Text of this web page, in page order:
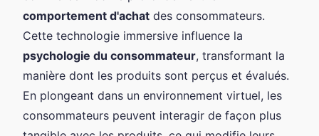
comportement d'achat des consommateurs.
Cette technologie immersive influence la
psychologie du consommateur, transformant la
manière dont les produits sont perçus et évalués.
En plongeant dans un environnement virtuel, les
consommateurs peuvent interagir de façon plus